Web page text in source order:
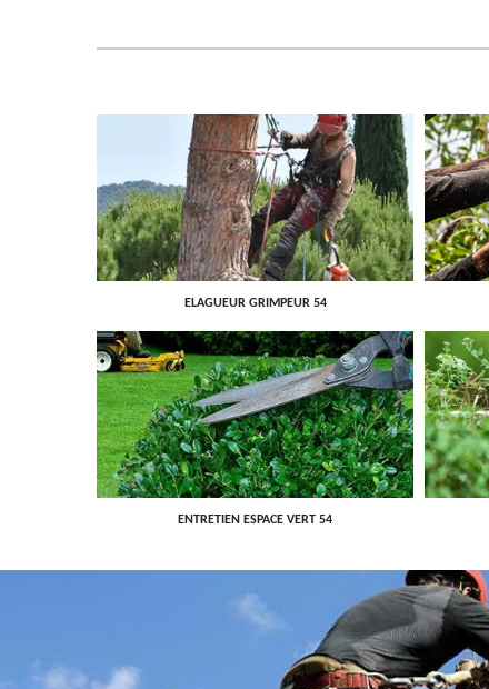
ELAGUEUR GRIMPEUR 54
ENTRETIEN ESPACE VERT 54